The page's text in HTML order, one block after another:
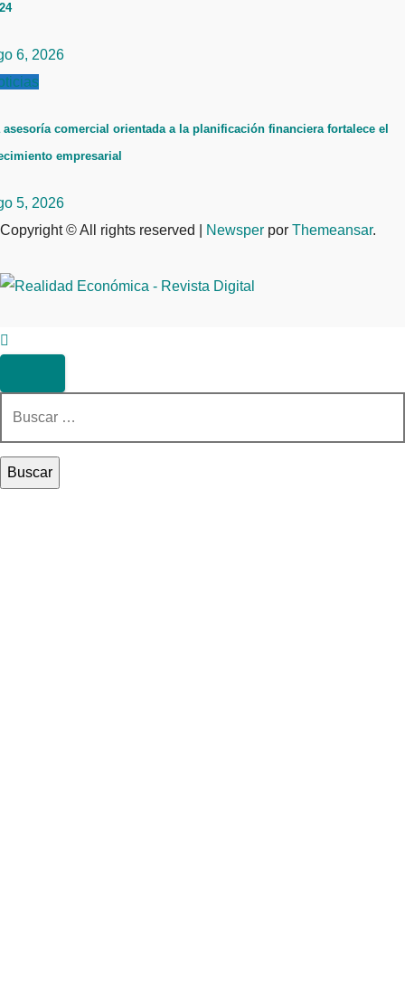
6, 2026
asesoría comercial orientada a la planificación financiera fortalece el
empresarial
5, 2026
Copyright © All rights reserved
Newsper por Themeansar.